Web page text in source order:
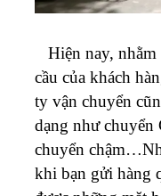
Hiện nay, nhằm
cầu của khách
ty vận chuyển
dạng như chuyển
chuyển
khi bạn gửi hàng